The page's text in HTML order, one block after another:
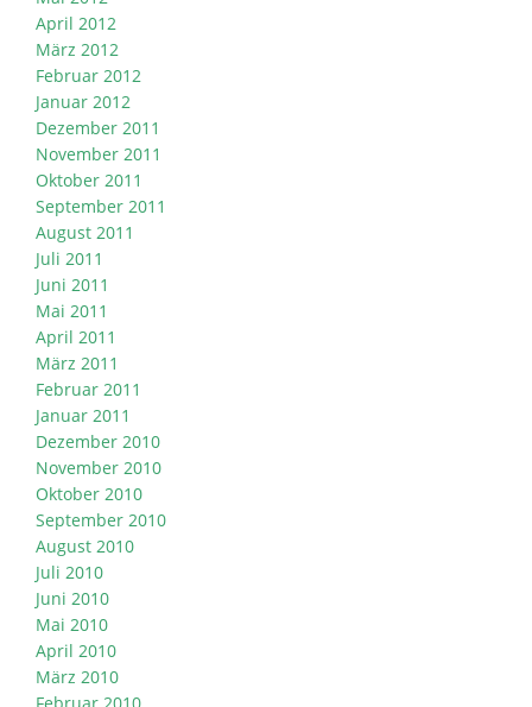
April 2012
März 2012
Februar 2012
Januar 2012
Dezember 2011
November 2011
Oktober 2011
September 2011
August 2011
Juli 2011
Juni 2011
Mai 2011
April 2011
März 2011
Februar 2011
Januar 2011
Dezember 2010
November 2010
Oktober 2010
September 2010
August 2010
Juli 2010
Juni 2010
Mai 2010
April 2010
März 2010